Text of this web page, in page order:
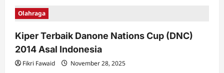
Olahraga
Kiper Terbaik Danone Nations Cup (DNC)
2014 Asal Indonesia
Fikri Fawaid November 28, 2025